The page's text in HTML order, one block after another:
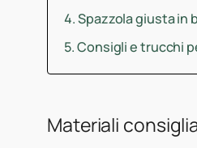
Spazzola giusta in
Consigli e trucchi
Materiali